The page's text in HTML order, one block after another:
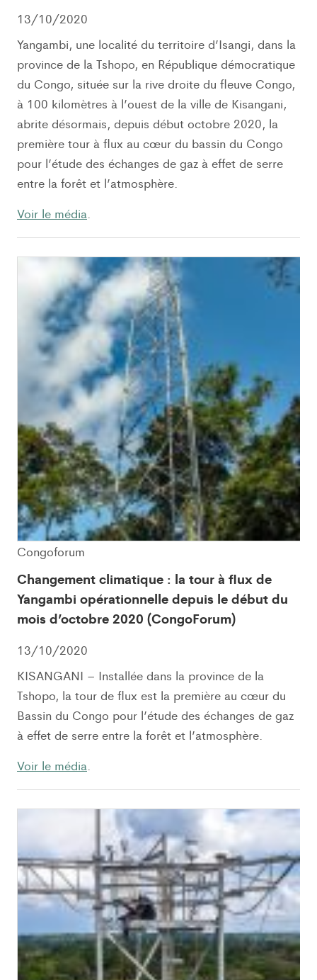
13/10/2020
Yangambi, une localité du territoire d’Isangi, dans la
province de la Tshopo, en République démocratique
du Congo, située sur la rive droite du fleuve Congo,
à 100 kilomètres à l’ouest de la ville de Kisangani,
abrite désormais, depuis début octobre 2020, la
première tour à flux au cœur du bassin du Congo
pour l’étude des échanges de gaz à effet de serre
entre la forêt et l’atmosphère.
Voir le média.
Congoforum
Changement climatique : la tour à flux de
Yangambi opérationnelle depuis le début du
mois d’octobre 2020 (CongoForum)
13/10/2020
KISANGANI – Installée dans la province de la
Tshopo, la tour de flux est la première au cœur du
Bassin du Congo pour l’étude des échanges de gaz
à effet de serre entre la forêt et l’atmosphère.
Voir le média.